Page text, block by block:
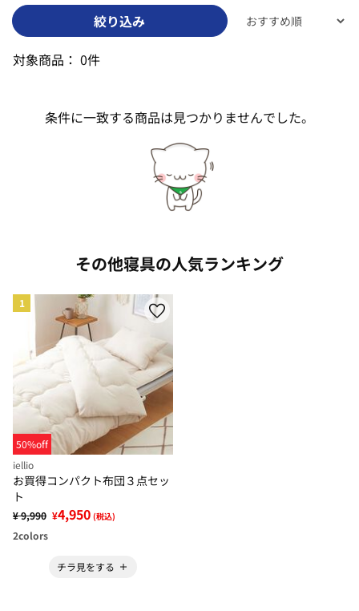
絞り込み
対象商品： 0件
条件に一致する商品は見つかりませんでした。
その他寝具の人気ランキング
1
50%off
iellio
お買得コンパクト布団３点セッ
ト
¥ 9,990 ¥4,950 (税込)
2colors
チラ見をする